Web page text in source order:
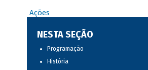
Ações
NESTA SEÇÃO
Programação
História